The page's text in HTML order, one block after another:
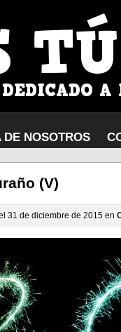
DE NOSOTROS
(V)
31 de diciembre de 2015 en